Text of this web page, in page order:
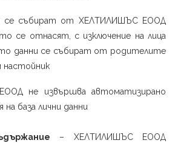
се събират от ХЕЛТИЛИШЪС ЕООД
се отнасят, с изключение на лица
данни се събират от родителите
настойник
не извършва автоматизирано
база лични данни
– ХЕЛТИЛИШЪС ЕООД